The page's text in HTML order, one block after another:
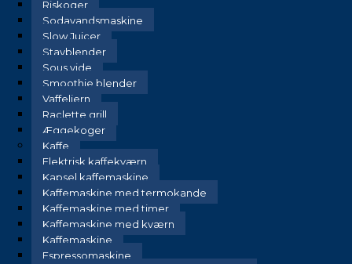
Riskoger
Sodavandsmaskine
Slow Juicer
Stavblender
Sous vide
Smoothie blender
Vaffeljern
Raclette grill
Æggekoger
Kaffe
Elektrisk kaffekværn
Kapsel kaffemaskine
Kaffemaskine med termokande
Kaffemaskine med timer
Kaffemaskine med kværn
Kaffemaskine
Espressomaskine